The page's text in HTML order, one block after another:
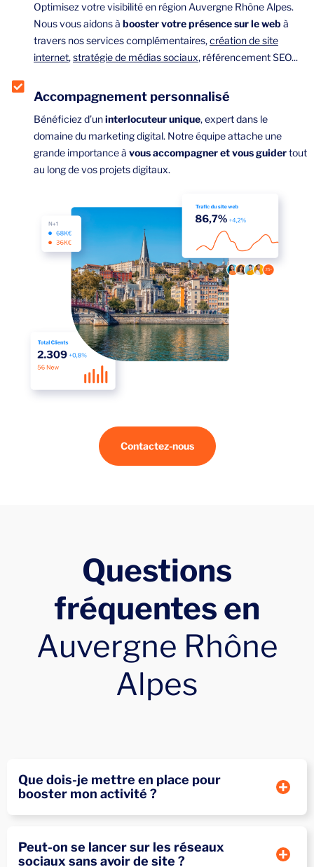
Optimisez votre visibilité en région Auvergne Rhône Alpes.
Nous vous aidons à booster votre présence sur le web à
travers nos services complémentaires,création de site
internet,stratégie de médias sociaux, référencement SEO...
Accompagnement personnalisé
Bénéficiez d’uninterlocuteur unique, expert dans le
domaine du marketing digital. Notre équipe attache une
grande importance à vous accompagner et vous guidertout
au long de vos projets digitaux.
Contactez-nous
Questions
fréquentes en
Auvergne Rhône
Alpes
Que dois-je mettre en place pour
booster mon activité ?
outil indispensable pour votre activité
Peut-on se lancer sur les réseaux
sociaux sans avoir de site ?